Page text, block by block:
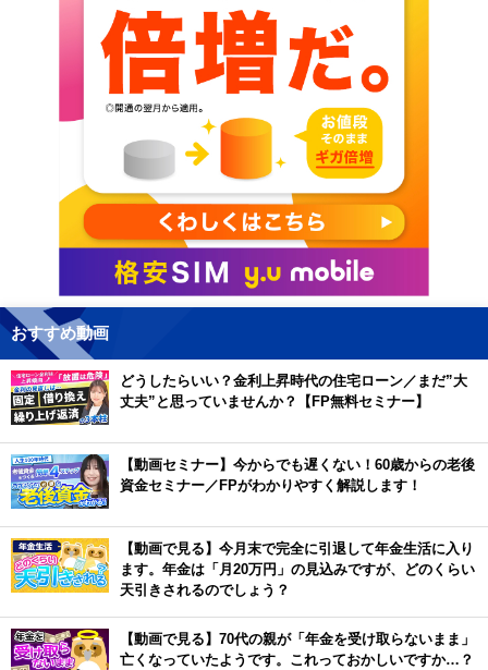
おすすめ動画
どうしたらいい？金利上昇時代の住宅ローン／まだ”大
丈夫”と思っていませんか？【FP無料セミナー】
【動画セミナー】今からでも遅くない！60歳からの老後
資金セミナー／FPがわかりやすく解説します！
【動画で見る】今月末で完全に引退して年金生活に入り
ます。年金は「月20万円」の見込みですが、どのくらい
天引きされるのでしょう？
【動画で見る】70代の親が「年金を受け取らないまま」
亡くなっていたようです。これっておかしいですか…？